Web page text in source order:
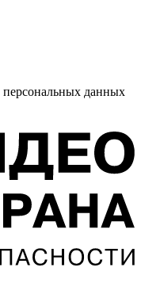
персональных данных